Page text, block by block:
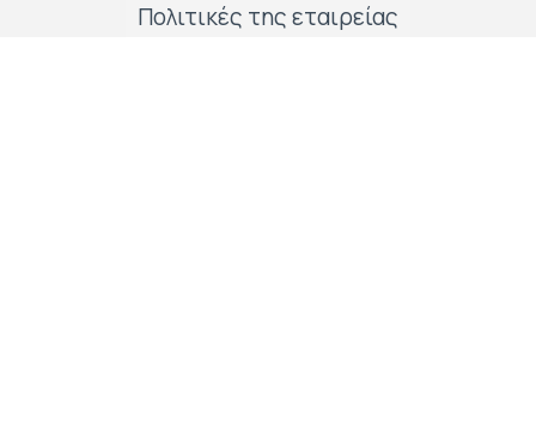
Πολιτικές της εταιρείας